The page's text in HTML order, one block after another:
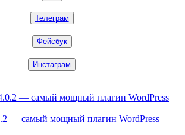
Телеграм
Фейсбук
Инстаграм
— самый мощный плагин WordPress